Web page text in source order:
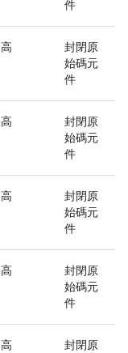
件
高
封閉原
始碼元
件
高
封閉原
始碼元
件
高
封閉原
始碼元
件
高
封閉原
始碼元
件
高
封閉原